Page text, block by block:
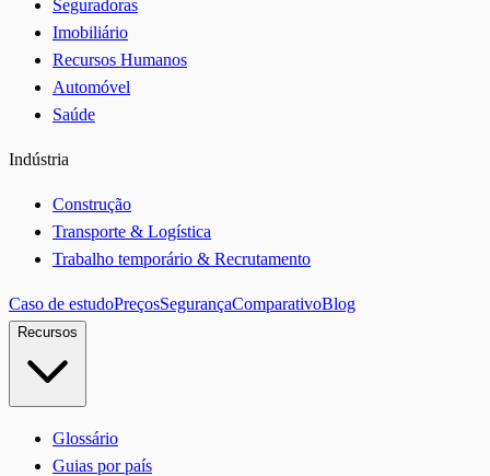
Seguradoras
Imobiliário
Recursos Humanos
Automóvel
Saúde
Indústria
Construção
Transporte & Logística
Trabalho temporário & Recrutamento
Caso de estudoPreçosSegurançaComparativoBlog
Recursos
Glossário
Guias por país